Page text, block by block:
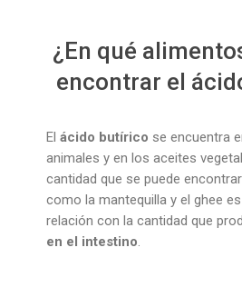
¿En qué
encontrar el
El ácido butírico se encuentra
animales y en los aceites
cantidad que se puede
como la mantequilla y el ghee
relación con la cantidad que
en el intestino.